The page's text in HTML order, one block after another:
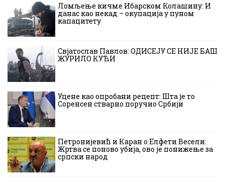
Ломљење кичме Ибарском Колашину: И
данас као некад – окупација у пуном
капацитету
Свјатослав Павлов: ОДИСЕЈУ СЕ НИЈЕ БАШ
ЖУРИЛО КУЋИ
Уцене као опробани рецепт: Шта је то
Соренсен стварно поручио Србији
Петронијевић и Каран о Елфети Весели:
Жртва се поново убија, ово је понижење за
српски народ